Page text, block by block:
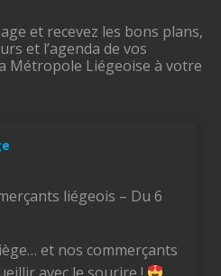
et recevez les bons plans,
et l’agenda de vos
Métropole Liégeoise à votre
liégeois – Du 6
et nos commerçants